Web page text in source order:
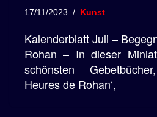
17/11/2023 Kunst
Kalenderblatt Juli –
Rohan – In dieser
schönsten
Heures de Rohan‘,